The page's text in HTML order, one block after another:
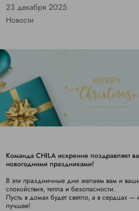
23 декабря 2025
Новости
Команда CHILA искренне поздравляет
новогодними праздниками!
В эти праздничные дни желаем вам и
спокойствия, тепла и безопасности.
Пусть в домах будет светло, а в сердцах
лучшее!